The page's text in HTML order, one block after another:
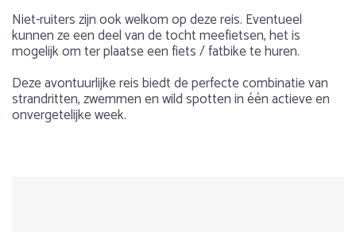
Niet-ruiters zijn ook welkom op deze reis. Eventueel
kunnen ze een deel van de tocht meefietsen, het is
mogelijk om ter plaatse een fiets / fatbike te huren.
Deze avontuurlijke reis biedt de perfecte combinatie van
strandritten, zwemmen en wild spotten in één actieve en
onvergetelijke week.